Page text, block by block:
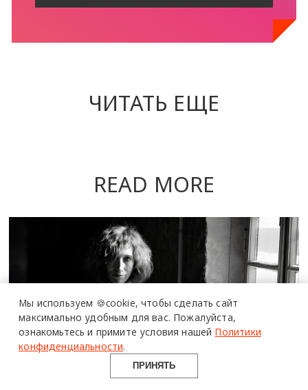
ЧИТАТЬ ЕЩЕ
READ MORE
более 20 тысяч
специалистов читают
про дизайн
и архитектуру
в Telegram канале
Design Mate
Мы используем 🍪cookie, чтобы сделать сайт
максимально удобным для вас. Пожалуйста,
ознакомьтесь и примите условия нашей Политики
конфиденциальности.
ПРИНЯТЬ